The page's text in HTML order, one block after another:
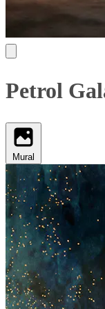
Petrol
Mural